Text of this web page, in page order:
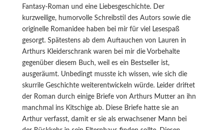
Fantasy-Roman und eine Liebesgeschichte. Der
kurzweilige, humorvolle Schreibstil des Autors sowie die
originelle Romanidee haben bei mir für viel Lesespaß
gesorgt. Spätestens ab dem Auftauchen von Lauren in
Arthurs Kleiderschrank waren bei mir die Vorbehalte
gegenüber diesem Buch, weil es ein Bestseller ist,
ausgeräumt. Unbedingt musste ich wissen, wie sich die
skurrile Geschichte weiterentwickeln würde. Leider driftet
der Roman durch einige Briefe von Arthurs Mutter an ihn
manchmal ins Kitschige ab. Diese Briefe hatte sie an
Arthur verfasst, damit er sie als erwachsener Mann bei